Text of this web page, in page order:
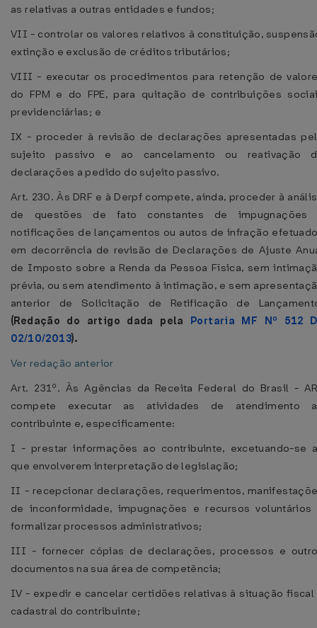
as relativas a outras entidades e fundos;
VII - controlar os valores relativos à constituição,
extinção e exclusão de créditos tributários;
VIII - executar os procedimentos para retenção de
do FPM e do FPE, para quitação de contribuições
previdenciárias; e
IX - proceder à revisão de declarações apresentadas
sujeito passivo e ao cancelamento ou reativação
declarações a pedido do sujeito passivo.
Art. 230. Às DRF e à Derpf compete, ainda, proceder à
de questões de fato constantes de impugnações
notificações de lançamentos ou autos de infração
em decorrência de revisão de Declarações de Ajuste
de Imposto sobre a Renda da Pessoa Física, sem
prévia, ou sem atendimento à intimação, e sem
anterior de Solicitação de Retificação de
(Redação do artigo dada pela Portaria MF Nº 512
02/10/2013).
Ver redação anterior
Art. 231º. Às Agências da Receita Federal do Brasil -
compete executar as atividades de atendimento
contribuinte e, especificamente:
I - prestar informações ao contribuinte, excetuando-se
que envolverem interpretação de legislação;
II - recepcionar declarações, requerimentos,
de inconformidade, impugnações e recursos voluntários
formalizar processos administrativos;
III - fornecer cópias de declarações, processos e
documentos na sua área de competência;
IV - expedir e cancelar certidões relativas à situação fiscal
cadastral do contribuinte;